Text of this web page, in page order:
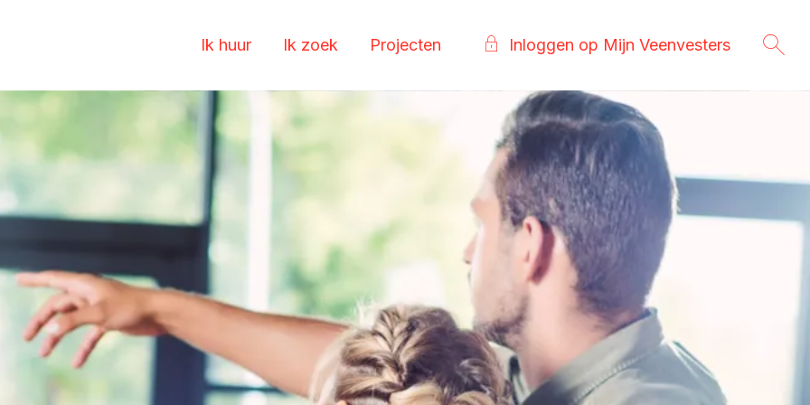
Ik huur Ik zoek Projecten Inloggen op Mijn Veenvesters